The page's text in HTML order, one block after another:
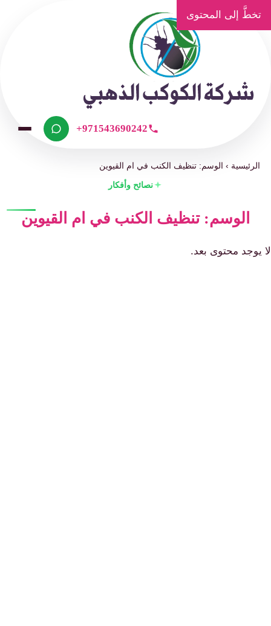
تخطَّ إلى المحتوى
+971543690242
الرئيسية ›الوسم: تنظيف الكنب في ام القيوين
نصائح وأفكار
الوسم: تنظيف الكنب في ام القيوين
لا يوجد محتوى بعد.